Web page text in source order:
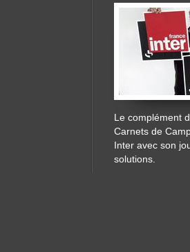
Le complément
Carnets de
Inter avec son
solutions.